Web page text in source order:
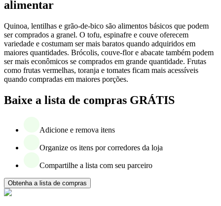
alimentar
Quinoa, lentilhas e grão-de-bico são alimentos básicos que podem
ser comprados a granel. O tofu, espinafre e couve oferecem
variedade e costumam ser mais baratos quando adquiridos em
maiores quantidades. Brócolis, couve-flor e abacate também podem
ser mais econômicos se comprados em grande quantidade. Frutas
como frutas vermelhas, toranja e tomates ficam mais acessíveis
quando compradas em maiores porções.
Baixe a lista de compras GRÁTIS
Adicione e remova itens
Organize os itens por corredores da loja
Compartilhe a lista com seu parceiro
Obtenha a lista de compras